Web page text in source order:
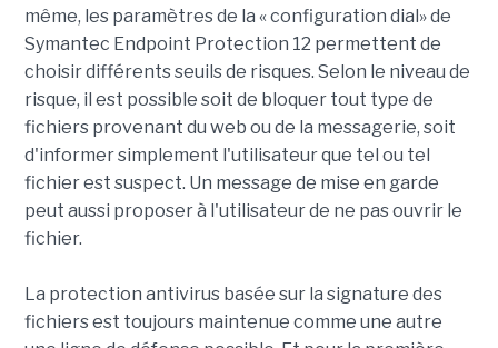
même, les paramètres de la « configuration dial» de
Symantec Endpoint Protection 12 permettent de
choisir différents seuils de risques. Selon le niveau de
risque, il est possible soit de bloquer tout type de
fichiers provenant du web ou de la messagerie, soit
d'informer simplement l'utilisateur que tel ou tel
fichier est suspect. Un message de mise en garde
peut aussi proposer à l'utilisateur de ne pas ouvrir le
fichier.
La protection antivirus basée sur la signature des
fichiers est toujours maintenue comme une autre